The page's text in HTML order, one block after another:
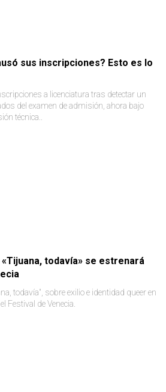
sus inscripciones? Esto es lo
a licenciatura tras detectar un
del examen de admisión, ahora bajo
técnica..
todavía» se estrenará
todavía", sobre exilio e identidad queer en
Festival de Venecia.